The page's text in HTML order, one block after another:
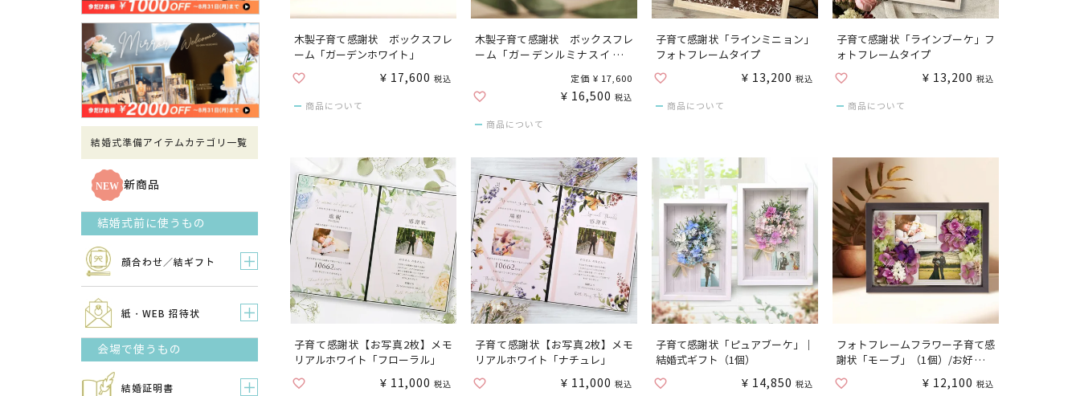
結婚式準備アイテムカテゴリ一覧
新商品
結婚式前に使うもの
顔合わせ／結ギフト
紙・WEB 招待状
会場で使うもの
結婚証明書
木製子育て感謝状 ボックスフレ
ーム「ガーデンホワイト」
¥ 17,600 税込
商品について
木製子育て感謝状 ボックスフレ
ーム「ガーデンルミナスイエロ
定価 ¥ 17,600
¥ 16,500 税込
商品について
子育て感謝状「ラインミニョン」
フォトフレームタイプ
¥ 13,200 税込
商品について
子育て感謝状「ラインブーケ」フ
ォトフレームタイプ
¥ 13,200 税込
商品について
子育て感謝状【お写真2枚】メモ
リアルホワイト「フローラル」
¥ 11,000 税込
子育て感謝状【お写真2枚】メモ
リアルホワイト「ナチュレ」
¥ 11,000 税込
子育て感謝状「ピュアブーケ」｜
結婚式ギフト（1個）
¥ 14,850 税込
フォトフレームフラワー子育て感
謝状「モーブ」（1個）/お好きな
お写真をセットして贈れる
¥ 12,100 税込